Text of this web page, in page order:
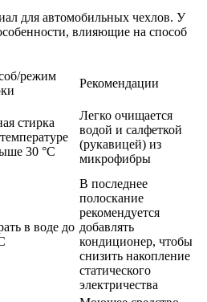
для автомобильных чехлов. У
влияющие на способ
режим
Рекомендации
стирка
30 °C
Легко очищается
водой и салфеткой
(рукавицей) из
микрофибры
в воде до
В последнее
полоскание
рекомендуется
добавлять
кондиционер, чтобы
снизить накопление
статического
электричества